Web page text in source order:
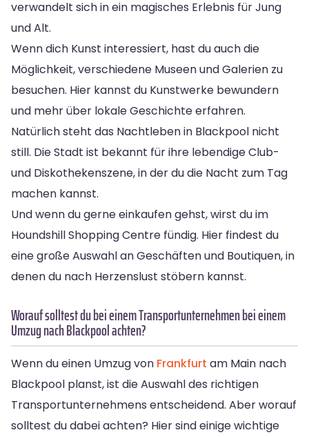
verwandelt sich in ein magisches Erlebnis für Jung
und Alt.
Wenn dich Kunst interessiert, hast du auch die
Möglichkeit, verschiedene Museen und Galerien zu
besuchen. Hier kannst du Kunstwerke bewundern
und mehr über lokale Geschichte erfahren.
Natürlich steht das Nachtleben in Blackpool nicht
still. Die Stadt ist bekannt für ihre lebendige Club-
und Diskothekenszene, in der du die Nacht zum Tag
machen kannst.
Und wenn du gerne einkaufen gehst, wirst du im
Houndshill Shopping Centre fündig. Hier findest du
eine große Auswahl an Geschäften und Boutiquen, in
denen du nach Herzenslust stöbern kannst.
Worauf solltest du bei einem Transportunternehmen bei einem
Umzug nach Blackpool achten?
Wenn du einen Umzug von Frankfurt am Main nach
Blackpool planst, ist die Auswahl des richtigen
Transportunternehmens entscheidend. Aber worauf
solltest du dabei achten? Hier sind einige wichtige